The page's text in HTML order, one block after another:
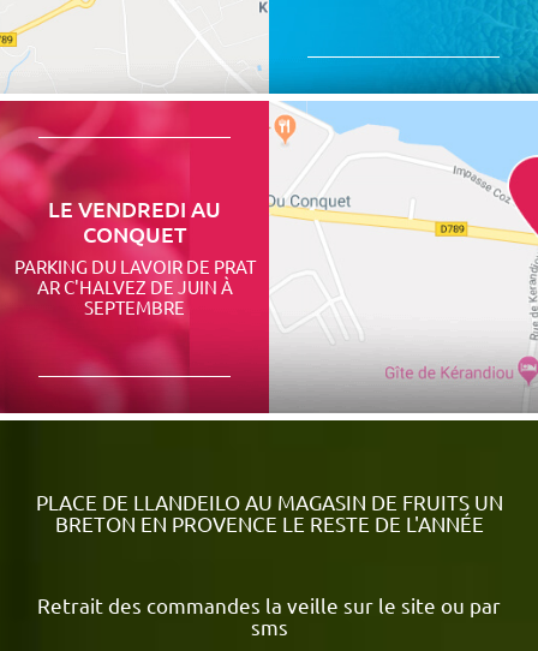
LE VENDREDI AU
CONQUET
PARKING DU LAVOIR DE PRAT
AR C'HALVEZ DE JUIN À
SEPTEMBRE
PLACE DE LLANDEILO AU MAGASIN DE FRUITS UN
BRETON EN PROVENCE LE RESTE DE L'ANNÉE
Retrait des commandes la veille sur le site ou par
sms